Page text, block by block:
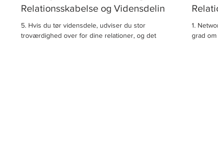
Relationsskabelse og Vidensdeling
(del 2)
5. Hvis du tør vidensdele, udviser du stor
troværdighed over for dine relationer, og det
(del 1)
1.
grad